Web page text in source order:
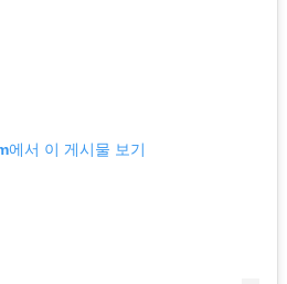
에서 이 게시물 보기